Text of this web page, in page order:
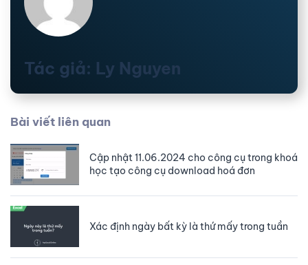
Tác giả: Ly Nguyen
Bài viết liên quan
Cập nhật 11.06.2024 cho công cụ trong khoá
học tạo công cụ download hoá đơn
Xác định ngày bất kỳ là thứ mấy trong tuần